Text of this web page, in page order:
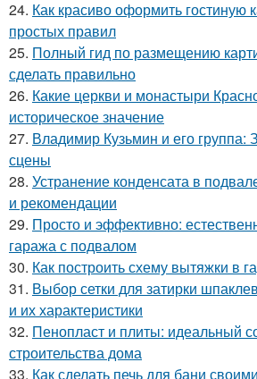
24. Как красиво оформить гостиную
простых правил
25. Полный гид по размещению
сделать правильно
26. Какие церкви и монастыри
историческое значение
27. Владимир Кузьмин и его группа:
сцены
28. Устранение конденсата в
и рекомендации
29. Просто и эффективно:
гаража с подвалом
30. Как построить схему вытяжки в
31. Выбор сетки для затирки
и их характеристики
32. Пенопласт и плиты: идеальный
строительства дома
33. Как сделать печь для бани